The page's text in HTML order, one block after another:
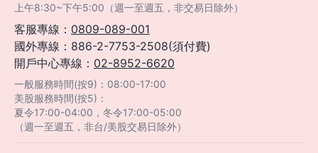
上午8:30~下午5:00（週一至週五，非交易日除外）
客服專線： 0809-089-001
國外專線：886-2-7753-2508(須付費)
開戶中心專線： 02-8952-6620
一般服務時間(按9)：08:00-17:00
美股服務時間(按5)：
夏令17:00-04:00，冬令17:00-05:00
（週一至週五，非台/美股交易日除外）